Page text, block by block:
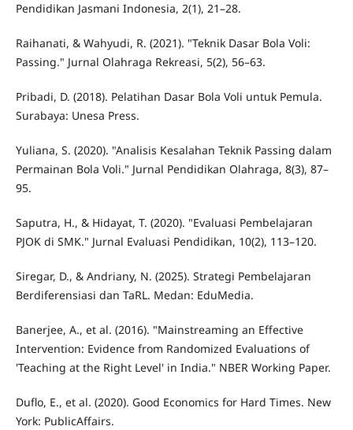
Pendidikan Jasmani Indonesia, 2(1), 21–28.
Raihanati, & Wahyudi, R. (2021). "Teknik Dasar Bola Voli:
Passing." Jurnal Olahraga Rekreasi, 5(2), 56–63.
Pribadi, D. (2018). Pelatihan Dasar Bola Voli untuk Pemula.
Surabaya: Unesa Press.
Yuliana, S. (2020). "Analisis Kesalahan Teknik Passing dalam
Permainan Bola Voli." Jurnal Pendidikan Olahraga, 8(3), 87–
95.
Saputra, H., & Hidayat, T. (2020). "Evaluasi Pembelajaran
PJOK di SMK." Jurnal Evaluasi Pendidikan, 10(2), 113–120.
Siregar, D., & Andriany, N. (2025). Strategi Pembelajaran
Berdiferensiasi dan TaRL. Medan: EduMedia.
Banerjee, A., et al. (2016). "Mainstreaming an Effective
Intervention: Evidence from Randomized Evaluations of
'Teaching at the Right Level' in India." NBER Working Paper.
Duflo, E., et al. (2020). Good Economics for Hard Times. New
York: PublicAffairs.